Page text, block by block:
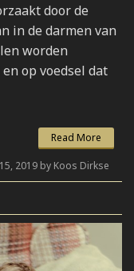
door de
in de darmen van
worden
op voedsel dat
Read More
2019 by Koos Dirkse